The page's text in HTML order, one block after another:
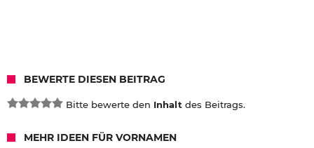
BEWERTE DIESEN BEITRAG
Bitte bewerte den Inhalt des Beitrags.
MEHR IDEEN FÜR VORNAMEN